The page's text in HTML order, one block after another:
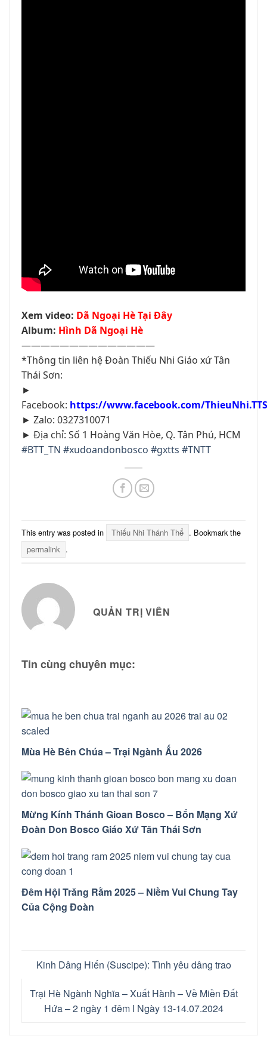
Xem video: Dã Ngoại Hè Tại Đây
Album: Hình Dã Ngoại Hè
——————————————
*Thông tin liên hệ Đoàn Thiếu Nhi Giáo xứ Tân
Thái Sơn:
►
Facebook: https://www.facebook.com/ThieuNhi.TTS
► Zalo: 0327310071
► Địa chỉ: Số 1 Hoàng Văn Hòe, Q. Tân Phú, HCM
#BTT_TN #xudoandonbosco #gxtts #TNTT
This entry was posted in Thiếu Nhi Thánh Thể . Bookmark the
permalink .
QUẢN TRỊ VIÊN
Tin cùng chuyên mục:
Mùa Hè Bên Chúa – Trại Ngành Ấu 2026
Mừng Kính Thánh Gioan Bosco – Bổn Mạng Xứ
Đoàn Don Bosco Giáo Xứ Tân Thái Sơn
Đêm Hội Trăng Rằm 2025 – Niềm Vui Chung Tay
Của Cộng Đoàn
Kinh Dâng Hiến (Suscipe): Tình yêu dâng trao
Trại Hè Ngành Nghĩa – Xuất Hành – Về Miền Đất
Hứa – 2 ngày 1 đêm I Ngày 13-14.07.2024